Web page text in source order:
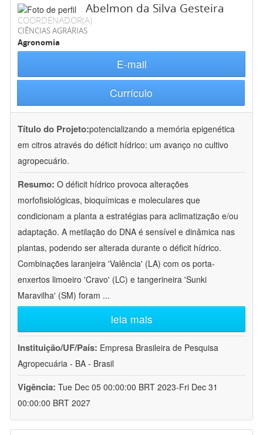
Abelmon da Silva Gesteira
COORDENADOR(A)
CIÊNCIAS AGRÁRIAS
Agronomia
E-mail
Currículo
Título do Projeto:potencializando a memória epigenética
em citros através do déficit hídrico: um avanço no cultivo
agropecuário.
Resumo: O déficit hídrico provoca alterações
morfofisiológicas, bioquímicas e moleculares que
condicionam a planta a estratégias para aclimatização e/ou
adaptação. A metilação do DNA é sensível e dinâmica nas
plantas, podendo ser alterada durante o déficit hídrico.
Combinações laranjeira 'Valência' (LA) com os porta-
enxertos limoeiro 'Cravo' (LC) e tangerineira 'Sunki
Maravilha' (SM) foram ...
leia mais
Instituição/UF/País: Empresa Brasileira de Pesquisa
Agropecuária - BA - Brasil
Vigência: Tue Dec 05 00:00:00 BRT 2023-Fri Dec 31
00:00:00 BRT 2027